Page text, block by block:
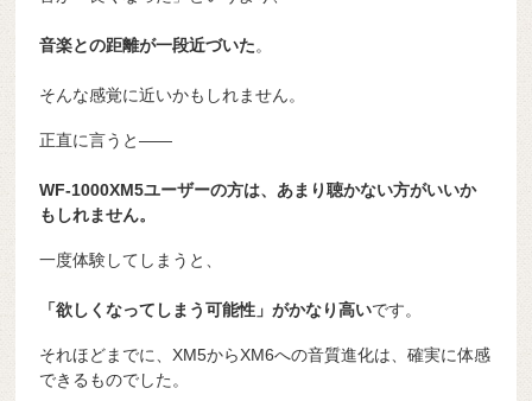
音楽との距離が一段近づいた。
そんな感覚に近いかもしれません。
正直に言うと――
WF-1000XM5ユーザーの方は、あまり聴かない方がいいか
もしれません。
一度体験してしまうと、
「欲しくなってしまう可能性」がかなり高いです。
それほどまでに、XM5からXM6への音質進化は、確実に体感
できるものでした。